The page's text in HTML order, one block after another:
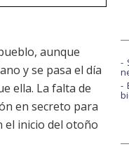
aunque
y se pasa el día
ella. La falta de
en secreto para
el inicio del otoño